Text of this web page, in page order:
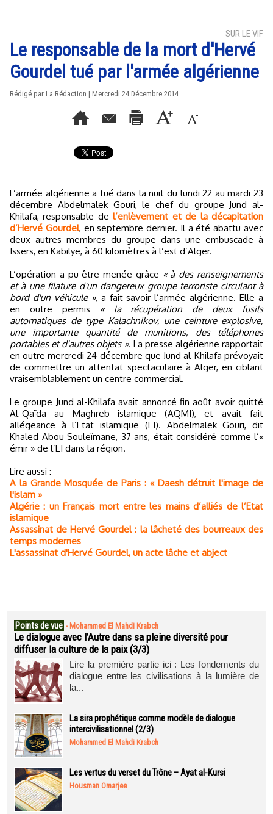
SUR LE VIF
Le responsable de la mort d'Hervé
Gourdel tué par l'armée algérienne
Rédigé par La Rédaction | Mercredi 24 Décembre 2014
L’armée algérienne a tué dans la nuit du lundi 22 au mardi 23
décembre Abdelmalek Gouri, le chef du groupe Jund al-
Khilafa, responsable del’enlèvement et de la décapitation
d’Hervé Gourdel, en septembre dernier. Il a été abattu avec
deux autres membres du groupe dans une embuscade à
Issers, en Kabilye, à 60 kilomètres à l’est d’Alger.
L’opération a pu être menée grâce « à des renseignements
et à une filature d'un dangereux groupe terroriste circulant à
bord d'un véhicule », a fait savoir l’armée algérienne. Elle a
en outre permis
« la récupération de deux fusils
automatiques de type Kalachnikov, une ceinture explosive,
une importante quantité de munitions, des téléphones
portables et d'autres objets ». La presse algérienne rapportait
en outre mercredi 24 décembre que Jund al-Khilafa prévoyait
de commettre un attentat spectaculaire à Alger, en ciblant
vraisemblablement un centre commercial.
Le groupe Jund al-Khilafa avait annoncé fin août avoir quitté
Al-Qaïda au Maghreb islamique (AQMI), et avait fait
allégeance à l’Etat islamique (EI). Abdelmalek Gouri, dit
Khaled Abou Souleïmane, 37 ans, était considéré comme l’«
émir » de l’EI dans la région.
Lire aussi :
A la Grande Mosquée de Paris : « Daesh détruit l'image de
l'islam »
Algérie : un Français mort entre les mains d’alliés de l’Etat
islamique
Assassinat de Hervé Gourdel : la lâcheté des bourreaux des
temps modernes
L'assassinat d'Hervé Gourdel, un acte lâche et abject
Points de vue - Mohammed El Mahdi Krabch
Le dialogue avec l’Autre dans sa pleine diversité pour
diffuser la culture de la paix (3/3)
Lire la première partie ici : Les fondements du
dialogue entre les civilisations à la lumière de
la...
La sira prophétique comme modèle de dialogue
intercivilisationnel (2/3)
Mohammed El Mahdi Krabch
Les vertus du verset du Trône – Ayat al-Kursi
Housman Omarjee